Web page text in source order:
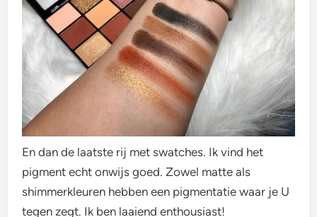
En dan de laatste rij met swatches. Ik vind het
pigment echt onwijs goed. Zowel matte als
shimmerkleuren hebben een pigmentatie waar je U
tegen zegt. Ik ben laaiend enthousiast!